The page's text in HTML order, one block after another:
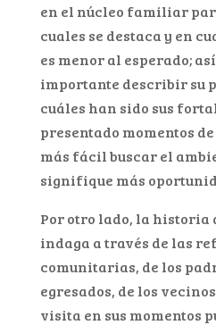
en el núcleo familiar
cuales se destaca y en
es menor al esperado;
importante describir su
cuáles han sido sus
presentado momentos
más fácil buscar el
signifique más
Por otro lado, la historia
indaga a través de las
comunitarias, de los
egresados, de los
visita en sus momentos